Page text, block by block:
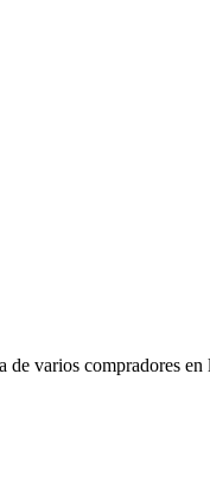
varios compradores